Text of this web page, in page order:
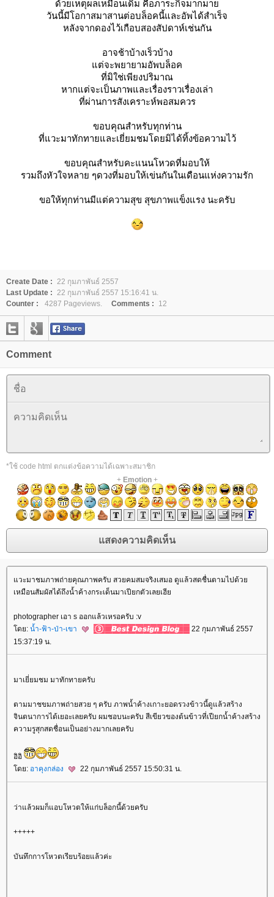
ด้วยเหตุผลเหมือนเดิม คือภาระกิจมากมา
วันนี้มีโอกาสมาสานต่อบล็อคนี้และอัพได้สำเร็จ
หลังจากดองไว้เกือบสองสัปดาห์เช่นกัน
อาจช้าบ้างเร็วบ้าง
ต่จะพยายามอัพบล็อค
ที่มิใช่เพียงปริมาณ
หากแต่จะเป็นภาพและเรื่องราวเรื่องเล่า
ที่ผ่านการสังเคราะห์พอสมควร
ขอบคุณสำหรับทุกท่าน
ที่แวะมาทักทายและเยี่ยมชมโดยมิได้ทิ้งข้อความไว้
ขอบคุณสำหรับคะแนนโหวดที่มอบให้
รวมถึงหัวใจหลาย ๆดวงที่มอบให้เข่นกันในเดือนแห่งความรัก
ขอให้ทุกท่านมีแต่ความสุข สุขภาพแข็งแรง นะครับ
Create Date :
22 กุมภาพันธ์ 2557
Last Update :
22 กุมภาพันธ์ 2557 15:16:41 น.
Counter :
4287 Pageviews. Comments : 12
Comment
*ใช้ code html ตกแต่งข้อความได้เฉพาะสมาชิก
+ Emotion+
วะมาชมภาพถ่ายคุณภาพครับ สวยคมสมจริงเสมอ ดูแล้วสดชื่นตามไปด้ว
เหมือนสัมผัสได้ถึงน้ำค้างกระเด็นมาเปียกตัวเลยเฮี
photographer เอา s ออกแล้วเหรอครับ :v
ดย: น้ำ-ฟ้า-ป่า-เขา
22 กุมภาพันธ์ 2557
15:37:19 น.
มาเยี่ยมชม มาทักทายครับ
ตามมาชขมภาพถ่ายสวย ๆ ครับ ภาพน้ำค้างเกาะยอดรวงข้าวนี้ดูแล้วสร้าง
จินตนาการได้เยอะเลยครับ ผมชอบนะครับ สีเขียวของต้นข้าวที่เปียกน้ำค้างสร้าง
ความรูสุกสดชื่อนเป็นอย่างมากเลยครับ
อิอิ
ดย: อาคุงกล่อง 22 กุมภาพันธ์ 2557 15:50:31 น.
ว่าแล้วผมก็แอบโหวตให้แก่บล็อกนี้ด้วยครับ
+++++
บันทึกการโหวตเรียบร้อยแล้วค่ะ